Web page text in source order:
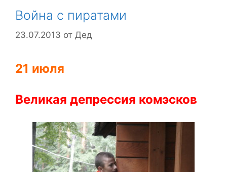
Война с пиратами
23.07.2013 от Дед
21 июля
Великая депрессия комэсков